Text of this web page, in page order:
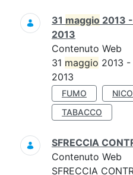
31 maggio 2013
2013
Contenuto Web
31 maggio 2013
2013
FUMO
TABACCO
SFRECCIA
Contenuto Web
SFRECCIA